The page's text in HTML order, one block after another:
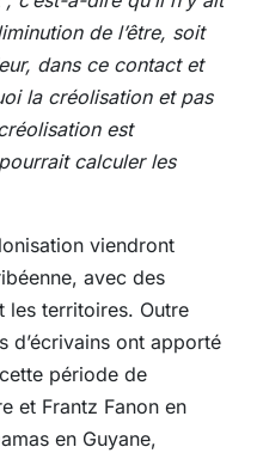
de l’être, soit
dans ce contact et
la créolisation et pas
est
calculer les
viendront
avec des
les territoires. Outre
d’écrivains ont apporté
période de
et Frantz Fanon en
en Guyane,